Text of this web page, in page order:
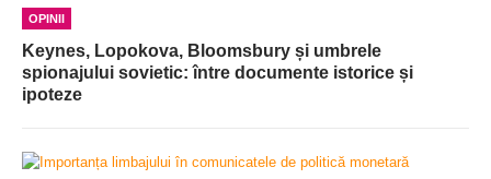
OPINII
Keynes, Lopokova, Bloomsbury și umbrele
spionajului sovietic: între documente istorice și
ipoteze